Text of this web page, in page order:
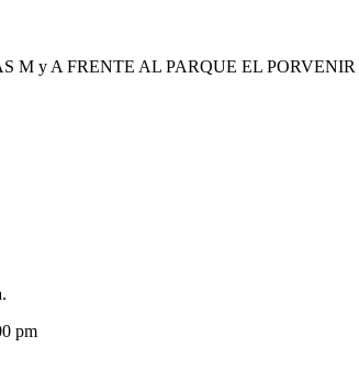
y A FRENTE AL PARQUE EL
pm